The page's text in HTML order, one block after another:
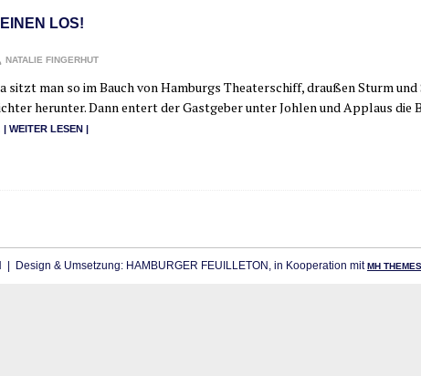
LOS!
NATALIE FINGERHUT
sitzt man so im Bauch von Ham­burgs Thea­ter­schiff, drau­ßen Sturm
her­un­ter. Dann entert der Gast­ge­ber unter Joh­len und Applaus die
WEI­TER LESEN |
Design & Umsetzung: HAMBURGER FEUILLETON, in Kooperation mitMH THEMES